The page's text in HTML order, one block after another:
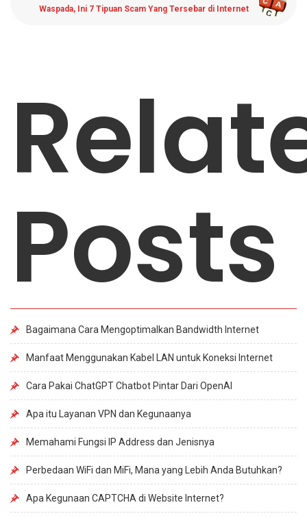
Waspada, Ini 7 Tipuan Scam Yang Tersebar di Internet
Posts
Bagaimana Cara Mengoptimalkan Bandwidth Internet
Manfaat Menggunakan Kabel LAN untuk Koneksi Internet
Cara Pakai ChatGPT Chatbot Pintar Dari OpenAI
Apa itu Layanan VPN dan Kegunaanya
Memahami Fungsi IP Address dan Jenisnya
Perbedaan WiFi dan MiFi, Mana yang Lebih Anda Butuhkan?
Apa Kegunaan CAPTCHA di Website Internet?